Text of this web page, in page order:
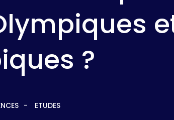
?
ETUDES